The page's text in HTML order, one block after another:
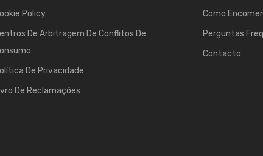
Policy
De Arbitragem De Conflitos De
De Privacidade
De Reclamações
Como
Perguntas
Contacto